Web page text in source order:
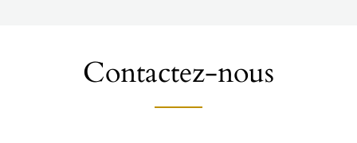
Contactez-nous